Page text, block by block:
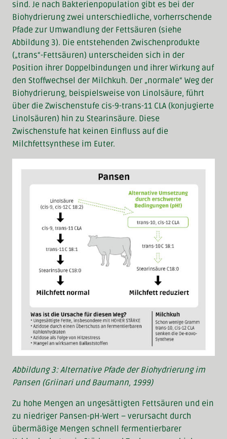
sind. Je nach Bakterienpopulation gibt es bei der
Biohydrierung zwei unterschiedliche, vorherrschende
Pfade zur Umwandlung der Fettsäuren (siehe
Abbildung 3). Die entstehenden Zwischenprodukte
(„trans“-Fettsäuren) unterscheiden sich in der
Position ihrer Doppelbindungen und ihrer Wirkung auf
den Stoffwechsel der Milchkuh. Der „normale“ Weg der
Biohydrierung, beispielsweise von Linolsäure, führt
über die Zwischenstufe cis-9-trans-11 CLA (konjugierte
Linolsäuren) hin zu Stearinsäure. Diese
Zwischenstufe hat keinen Einfluss auf die
Milchfettsynthese im Euter.
Abbildung 3: Alternative Pfade der Biohydrierung im
Pansen (Griinari und Baumann, 1999)
Zu hohe Mengen an ungesättigten Fettsäuren und ein
zu niedriger Pansen-pH-Wert – verursacht durch
übermäßige Mengen schnell fermentierbarer